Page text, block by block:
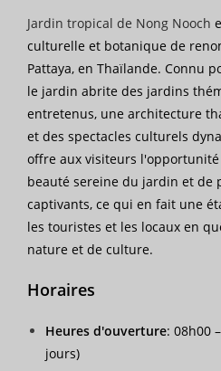
Jardin tropical de Nong Nooch
culturelle et botanique de
Pattaya, en Thaïlande. Connu
le jardin abrite des jardins
entretenus, une architecture
et des spectacles culturels
offre aux visiteurs
beauté sereine du jardin et de
captivants, ce qui en fait une
les touristes et les locaux en
nature et de culture.
Horaires
Heures d'ouverture: 08h00
jours)